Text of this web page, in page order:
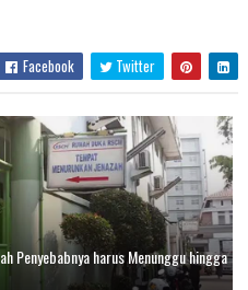
Facebook Twitter
Penyebabnya harus Menunggu hingga